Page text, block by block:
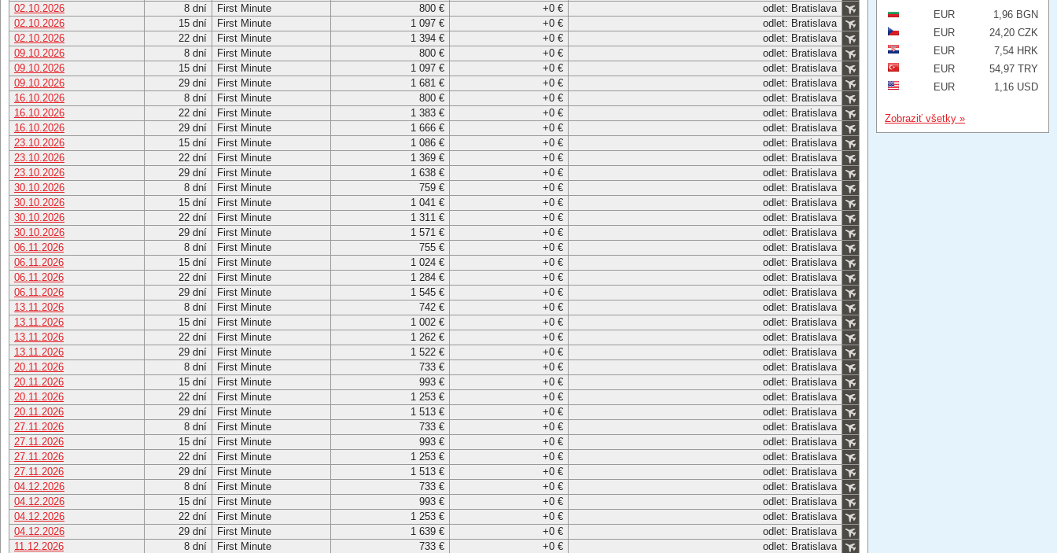
02.10.2026
8 dní First Minute 800 € +0 €
odlet: Bratislava
02.10.2026
15 dní First Minute 1 097 € +0 €
odlet: Bratislava
02.10.2026
22 dní First Minute 1 394 € +0 €
odlet: Bratislava
09.10.2026
8 dní First Minute 800 € +0 €
odlet: Bratislava
09.10.2026
15 dní First Minute 1 097 € +0 €
odlet: Bratislava
09.10.2026
29 dní First Minute 1 681 € +0 €
odlet: Bratislava
16.10.2026
8 dní First Minute 800 € +0 €
odlet: Bratislava
16.10.2026
22 dní First Minute 1 383 € +0 €
odlet: Bratislava
16.10.2026
29 dní First Minute 1 666 € +0 €
odlet: Bratislava
23.10.2026
15 dní First Minute 1 086 € +0 €
odlet: Bratislava
23.10.2026
22 dní First Minute 1 369 € +0 €
odlet: Bratislava
23.10.2026
29 dní First Minute 1 638 € +0 €
odlet: Bratislava
30.10.2026
8 dní First Minute 759 € +0 €
odlet: Bratislava
30.10.2026
15 dní First Minute 1 041 € +0 €
odlet: Bratislava
30.10.2026
22 dní First Minute 1 311 € +0 €
odlet: Bratislava
30.10.2026
29 dní First Minute 1 571 € +0 €
odlet: Bratislava
06.11.2026
8 dní First Minute 755 € +0 €
odlet: Bratislava
06.11.2026
15 dní First Minute 1 024 € +0 €
odlet: Bratislava
06.11.2026
22 dní First Minute 1 284 € +0 €
odlet: Bratislava
06.11.2026
29 dní First Minute 1 545 € +0 €
odlet: Bratislava
13.11.2026
8 dní First Minute 742 € +0 €
odlet: Bratislava
13.11.2026
15 dní First Minute 1 002 € +0 €
odlet: Bratislava
13.11.2026
22 dní First Minute 1 262 € +0 €
odlet: Bratislava
13.11.2026
29 dní First Minute 1 522 € +0 €
odlet: Bratislava
20.11.2026
8 dní First Minute 733 € +0 €
odlet: Bratislava
20.11.2026
15 dní First Minute 993 € +0 €
odlet: Bratislava
20.11.2026
22 dní First Minute 1 253 € +0 €
odlet: Bratislava
20.11.2026
29 dní First Minute 1 513 € +0 €
odlet: Bratislava
27.11.2026
8 dní First Minute 733 € +0 €
odlet: Bratislava
27.11.2026
15 dní First Minute 993 € +0 €
odlet: Bratislava
27.11.2026
22 dní First Minute 1 253 € +0 €
odlet: Bratislava
27.11.2026
29 dní First Minute 1 513 € +0 €
odlet: Bratislava
04.12.2026
8 dní First Minute 733 € +0 €
odlet: Bratislava
04.12.2026
15 dní First Minute 993 € +0 €
odlet: Bratislava
04.12.2026
22 dní First Minute 1 253 € +0 €
odlet: Bratislava
04.12.2026
29 dní First Minute 1 639 € +0 €
odlet: Bratislava
11.12.2026
8 dní First Minute 733 € +0 €
odlet: Bratislava
EUR
1,96 BGN
EUR
24,20 CZK
EUR
7,54 HRK
EUR
54,97 TRY
EUR
1,16 USD
Zobraziť všetky »